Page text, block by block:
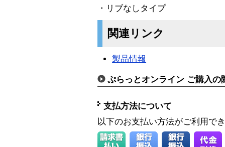
・リブなしタイプ
関連リンク
製品情報
ぷらっとオンライン ご購入の
支払方法について
以下のお支払い方法がご利用で